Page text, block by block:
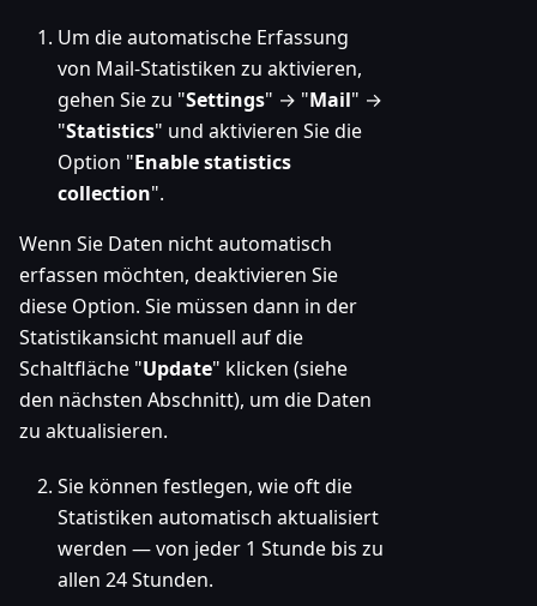
Um die automatische Erfassung
von Mail-Statistiken zu aktivieren,
gehen Sie zu "Settings" → "Mail" →
"Statistics" und aktivieren Sie die
Option "Enable statistics
collection".
Wenn Sie Daten nicht automatisch
erfassen möchten, deaktivieren Sie
diese Option. Sie müssen dann in der
Statistikansicht manuell auf die
Schaltfläche "Update" klicken (siehe
den nächsten Abschnitt), um die Daten
zu aktualisieren.
Sie können festlegen, wie oft die
Statistiken automatisch aktualisiert
werden — von jeder 1 Stunde bis zu
allen 24 Stunden.